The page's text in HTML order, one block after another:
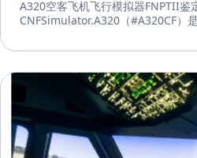
A320空客飞机飞行模拟器FNPTII鉴
CNFSimulator.A320（#A320CF）
制软件、图形图像系统和机电集成